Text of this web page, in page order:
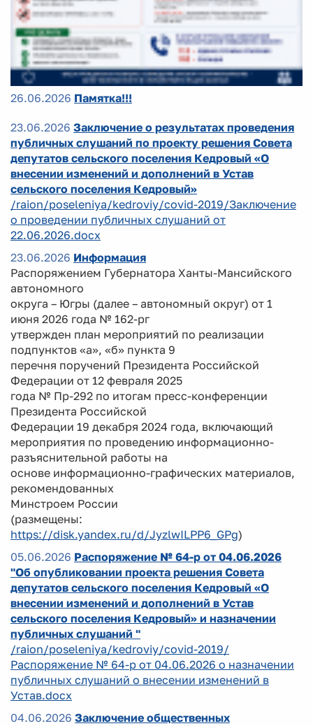
26.06.2026 Памятка!!!
23.06.2026 Заключение о результатах проведения
публичных слушаний по проекту решения Совета
депутатов сельского поселения Кедровый «О
внесении изменений и дополнений в Устав
сельского поселения Кедровый»
/raion/poseleniya/kedroviy/covid-2019/Заключение
о проведении публичных слушаний от
22.06.2026.docx
23.06.2026 Информация
Распоряжением Губернатора Ханты-Мансийского
автономного
округа – Югры (далее – автономный округ) от 1
июня 2026 года № 162-рг
утвержден план мероприятий по реализации
подпунктов «а», «б» пункта 9
перечня поручений Президента Российской
Федерации от 12 февраля 2025
года № Пр-292 по итогам пресс-конференции
Президента Российской
Федерации 19 декабря 2024 года, включающий
мероприятия по проведению информационно-
разъяснительной работы на
основе информационно-графических материалов,
рекомендованных
Минстроем России
(размещены:
https://disk.yandex.ru/d/JyzlwILPP6_GPg)
05.06.2026 Распоряжение № 64-р от 04.06.2026
"Об опубликовании проекта решения Совета
депутатов сельского поселения Кедровый «О
внесении изменений и дополнений в Устав
сельского поселения Кедровый» и назначении
публичных слушаний "
/raion/poseleniya/kedroviy/covid-2019/
Распоряжение № 64-р от 04.06.2026 о назначении
публичных слушаний о внесении изменений в
Устав.docx
04.06.2026 Заключение общественных